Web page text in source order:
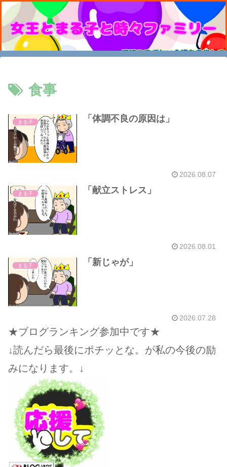
食事
まる子 「体調不良の原因は」
2026.08.07
まる子 「献立ストレス」
2026.08.01
まる子 「新じゃが」
2026.07.28
★ブログランキング参加中です★
↓読んだら最後にポチッとな。が私の今後の励
みになります。↓